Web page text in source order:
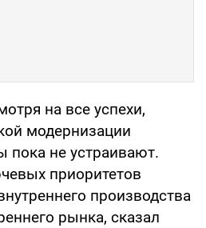
на все успехи,
модернизации
пока не устраивают.
приоритетов
производства
рынка, сказал